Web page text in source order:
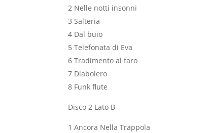
2 Nelle notti insonni
3 Salteria
4 Dal buio
5 Telefonata di Eva
6 Tradimento al faro
7 Diabolero
8 Funk flute
Disco 2 Lato B
1 Ancora Nella Trappola